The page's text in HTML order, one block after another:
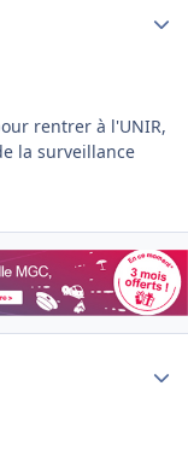
rentrer à l'UNIR,
la surveillance